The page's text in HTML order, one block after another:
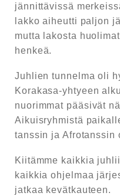
jännittävissä
lakko aiheutti paljon
mutta lakosta
henkeä.
Juhlien tunnelma oli
Korakasa-yhtyeen
nuorimmat pääsivät
Aikuisryhmistä
tanssin ja Afrotanssin
Kiitämme kaikkia
kaikkia ohjelmaa
jatkaa kevätkauteen.